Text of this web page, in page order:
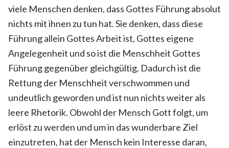
viele Menschen denken, dass Gottes Führung absolut
nichts mit ihnen zu tun hat. Sie denken, dass diese
Führung allein Gottes Arbeit ist, Gottes eigene
Angelegenheit und so ist die Menschheit Gottes
Führung gegenüber gleichgültig. Dadurch ist die
Rettung der Menschheit verschwommen und
undeutlich geworden und ist nun nichts weiter als
leere Rhetorik. Obwohl der Mensch Gott folgt, um
erlöst zu werden und um in das wunderbare Ziel
einzutreten, hat der Mensch kein Interesse daran,